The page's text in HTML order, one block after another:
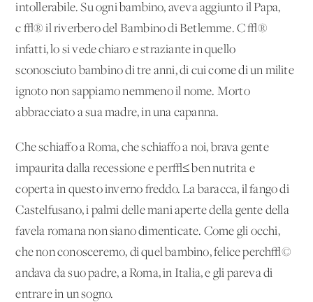
intollerabile. Su ogni bambino, aveva aggiunto il Papa,
c'√® il riverbero del Bambino di Betlemme. C'√®
infatti, lo si vede chiaro e straziante in quello
sconosciuto bambino di tre anni, di cui come di un milite
ignoto non sappiamo nemmeno il nome. Morto
abbracciato a sua madre, in una capanna.
Che schiaffo a Roma, che schiaffo a noi, brava gente
impaurita dalla recessione e per√≤ ben nutrita e
coperta in questo inverno freddo. La baracca, il fango di
Castelfusano, i palmi delle mani aperte della gente della
favela romana non siano dimenticate. Come gli occhi,
che non conosceremo, di quel bambino, felice perch√©
andava da suo padre, a Roma, in Italia, e gli pareva di
entrare in un sogno.